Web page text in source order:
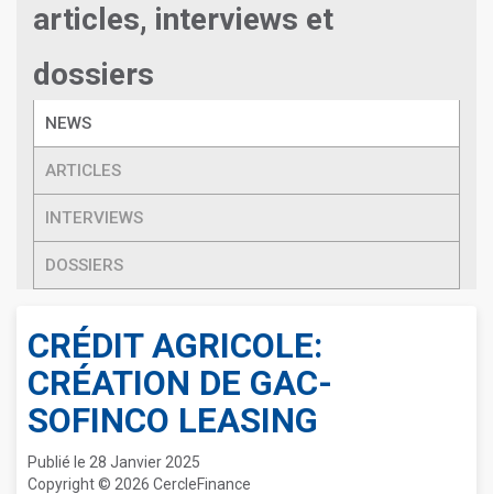
articles, interviews et
dossiers
NEWS
ARTICLES
INTERVIEWS
DOSSIERS
CRÉDIT AGRICOLE:
CRÉATION DE GAC-
SOFINCO LEASING
Publié le 28 Janvier 2025
Copyright © 2026 CercleFinance